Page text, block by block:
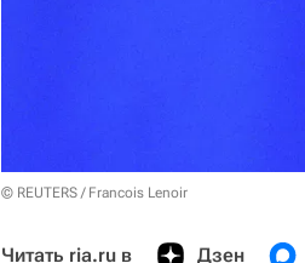
© REUTERS / Francois Lenoir
Читать ria.ru в Дзен